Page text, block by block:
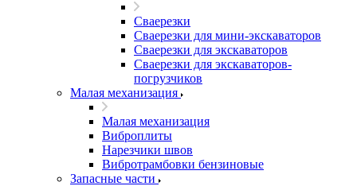
Сваерезки
Сваерезки для мини-экскаваторов
Сваерезки для экскаваторов
Сваерезки для экскаваторов-
погрузчиков
Малая механизация
Малая механизация
Виброплиты
Нарезчики швов
Вибротрамбовки бензиновые
Запасные части